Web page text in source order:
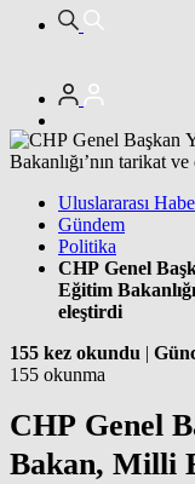
Uluslararası
Gündem
Politika
CHP Genel
Eğitim
eleştirdi
155 kez okundu |
155 okunma
CHP Genel
Bakan, Milli